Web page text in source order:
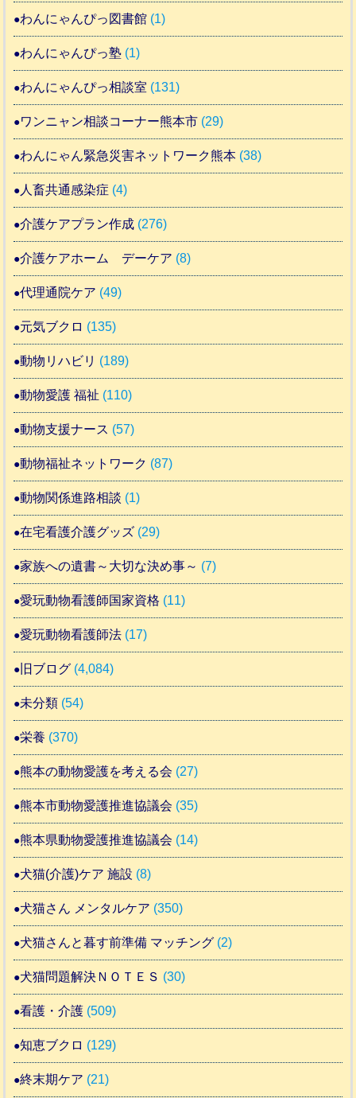
わんにゃんぴっ図書館 (1)
わんにゃんぴっ塾 (1)
わんにゃんぴっ相談室 (131)
ワンニャン相談コーナー熊本市 (29)
わんにゃん緊急災害ネットワーク熊本 (38)
人畜共通感染症 (4)
介護ケアプラン作成 (276)
介護ケアホーム デーケア (8)
代理通院ケア (49)
元気ブクロ (135)
動物リハビリ (189)
動物愛護 福祉 (110)
動物支援ナース (57)
動物福祉ネットワーク (87)
動物関係進路相談 (1)
在宅看護介護グッズ (29)
家族への遺書～大切な決め事～ (7)
愛玩動物看護師国家資格 (11)
愛玩動物看護師法 (17)
旧ブログ (4,084)
未分類 (54)
栄養 (370)
熊本の動物愛護を考える会 (27)
熊本市動物愛護推進協議会 (35)
熊本県動物愛護推進協議会 (14)
犬猫(介護)ケア 施設 (8)
犬猫さん メンタルケア (350)
犬猫さんと暮す前準備 マッチング (2)
犬猫問題解決ＮＯＴＥＳ (30)
看護・介護 (509)
知恵ブクロ (129)
終末期ケア (21)